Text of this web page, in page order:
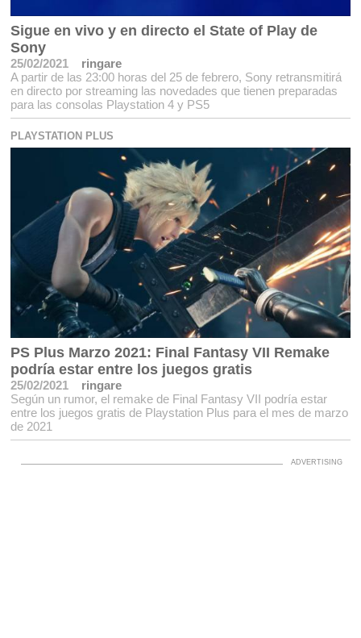
Sigue en vivo y en directo el State of Play de
Sony
25/02/2021
ringare
A partir de las 23:00 horas del 25 de febrero, Sony retransmitirá
en directo por streaming las novedades que tienen preparadas
para las consolas Playstation 4 y PS5
PLAYSTATION PLUS
PS Plus Marzo 2021: Final Fantasy VII Remake
podría estar entre los juegos gratis
25/02/2021
ringare
Según un rumor, el remake de Final Fantasy VII podría estar
entre los juegos gratis de Playstation Plus para el mes de marzo
de 2021